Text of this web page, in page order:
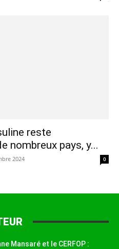
reste
nombreux pays, y...
2024 0
Mansaré et le CERFOP :